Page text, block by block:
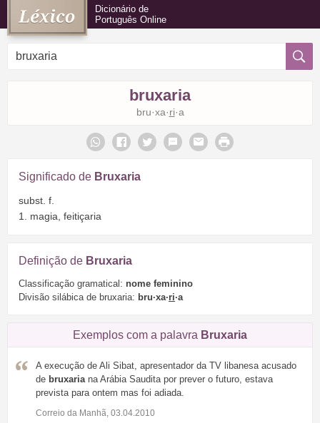
Dicionário de
Português Online
bruxaria
bru·xa·ri·a
Significado de Bruxaria
subst. f.
1. magia, feitiçaria
Definição de Bruxaria
Classificação gramatical: nome feminino
Divisão silábica de bruxaria: bru·xa·ri·a
Exemplos com a palavra Bruxaria
A execução de Ali Sibat, apresentador da TV libanesa acusado
de bruxaria na Arábia Saudita por prever o futuro, estava
prevista para ontem mas foi adiada.
Correio da Manhã, 03.04.2010